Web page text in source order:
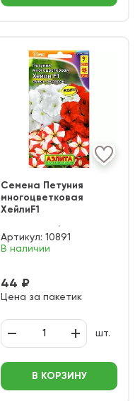
Семена Петуния
многоцветковая
ХейлиF1
Артикул: 10891
В наличии
44 ₽
Цена за пакетик
шт.
В КОРЗИНУ